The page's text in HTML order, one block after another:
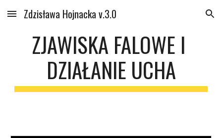
Skip to main content Skip to navigation
Zdzisława Hojnacka v.3.0
ZJAWISKA FALOWE I
DZIAŁANIE UCHA